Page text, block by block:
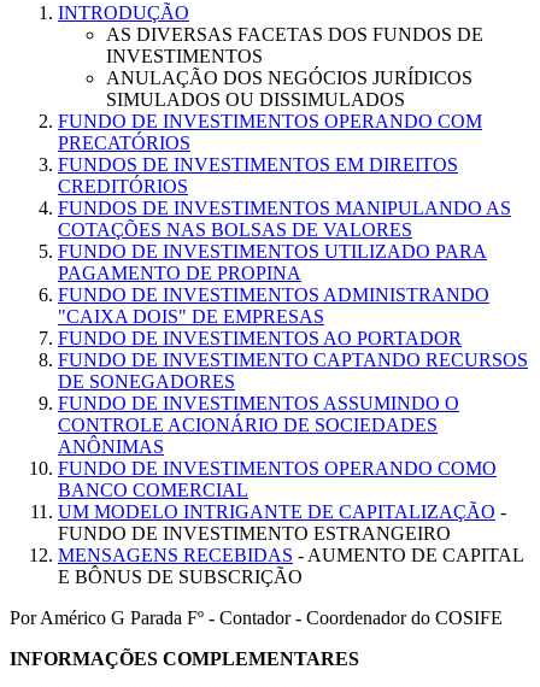
INTRODUÇÃO
AS DIVERSAS FACETAS DOS FUNDOS DE
INVESTIMENTOS
ANULAÇÃO DOS NEGÓCIOS JURÍDICOS
SIMULADOS OU DISSIMULADOS
FUNDO DE INVESTIMENTOS OPERANDO COM
PRECATÓRIOS
FUNDOS DE INVESTIMENTOS EM DIREITOS
CREDITÓRIOS
FUNDOS DE INVESTIMENTOS MANIPULANDO AS
COTAÇÕES NAS BOLSAS DE VALORES
FUNDO DE INVESTIMENTOS UTILIZADO PARA
PAGAMENTO DE PROPINA
FUNDO DE INVESTIMENTOS ADMINISTRANDO
"CAIXA DOIS" DE EMPRESAS
FUNDO DE INVESTIMENTOS AO PORTADOR
FUNDO DE INVESTIMENTO CAPTANDO RECURSOS
DE SONEGADORES
FUNDO DE INVESTIMENTOS ASSUMINDO O
CONTROLE ACIONÁRIO DE SOCIEDADES
ANÔNIMAS
FUNDO DE INVESTIMENTOS OPERANDO COMO
BANCO COMERCIAL
UM MODELO INTRIGANTE DE CAPITALIZAÇÃO -
FUNDO DE INVESTIMENTO ESTRANGEIRO
MENSAGENS RECEBIDAS - AUMENTO DE CAPITAL
E BÔNUS DE SUBSCRIÇÃO
Por Américo G Parada Fº - Contador - Coordenador do COSIFE
INFORMAÇÕES COMPLEMENTARES